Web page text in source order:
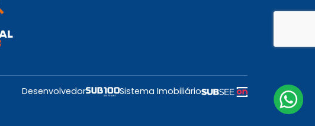
Desenvolvedor Sistema Imobiliário